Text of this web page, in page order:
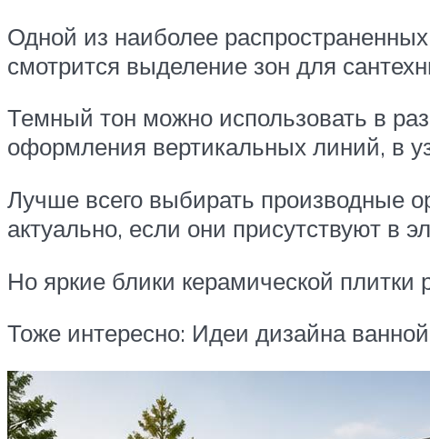
Одной из наиболее
смотрится выделение зон для
Темный тон можно использовать в
оформления вертикальных линий, в
Лучше всего выбирать производные
актуально, если они присутствуют в
Но яркие блики керамической
Тоже интересно: Идеи дизайна